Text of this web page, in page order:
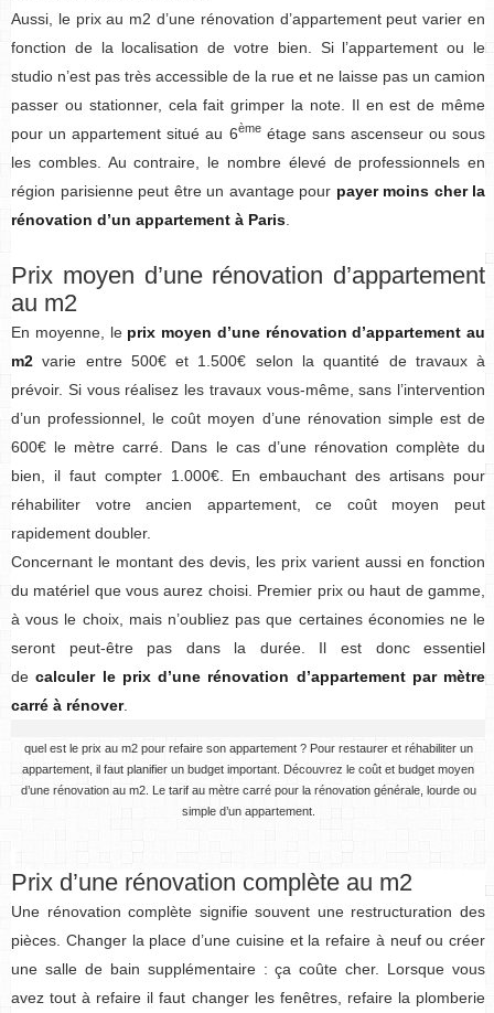
Aussi, le prix au m2 d’une rénovation d’appartement peut varier en
fonction de la localisation de votre bien. Si l’appartement ou le
studio n’est pas très accessible de la rue et ne laisse pas un camion
passer ou stationner, cela fait grimper la note. Il en est de même
pour un appartement situé au 6ème étage sans ascenseur ou sous
les combles. Au contraire, le nombre élevé de professionnels en
région parisienne peut être un avantage pour payer moins cher la
rénovation d’un appartement à Paris
Prix moyen d’une rénovation d’appartement
au m2
En moyenne, le prix moyen d’une rénovation d’appartement au
m2 varie entre 500€ et 1.500€ selon la quantité de travaux à
prévoir. Si vous réalisez les travaux vous-même, sans l’intervention
d’un professionnel, le coût moyen d’une rénovation simple est de
600€ le mètre carré. Dans le cas d’une rénovation complète du
bien, il faut compter 1.000€. En embauchant des artisans pour
réhabiliter votre ancien appartement, ce coût moyen peut
rapidement doubler.
Concernant le montant des devis, les prix varient aussi en fonction
du matériel que vous aurez choisi. Premier prix ou haut de gamme,
à vous le choix, mais n’oubliez pas que certaines économies ne le
seront peut-être pas dans la durée. Il est donc essentiel
de calculer le prix d’une rénovation d’appartement par mètre
carré à rénover.
quel est le prix au m2 pour refaire son appartement ? Pour restaurer et réhabiliter un
appartement, il faut planifier un budget important. Découvrez le coût et budget moyen
d’une rénovation au m2. Le tarif au mètre carré pour la rénovation générale, lourde ou
simple d’un appartement.
Prix d’une rénovation complète au m2
Une rénovation complète signifie souvent une restructuration des
pièces. Changer la place d’une cuisine et la refaire à neuf ou créer
une salle de bain supplémentaire : ça coûte cher. Lorsque vous
avez tout à refaire il faut changer les fenêtres, refaire la plomberie